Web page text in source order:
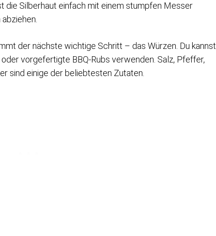
die Silberhaut einfach mit einem stumpfen Messer
der nächste wichtige Schritt – das Würzen. Du kannst
vorgefertigte BBQ-Rubs verwenden. Salz, Pfeffer,
sind einige der beliebtesten Zutaten.